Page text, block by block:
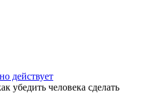
действует
убедить человека сделать